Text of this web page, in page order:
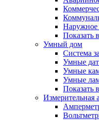
Наружное
Показать
Умный дом
Система
Умные
Умные
Умные
Показать
Измерительная